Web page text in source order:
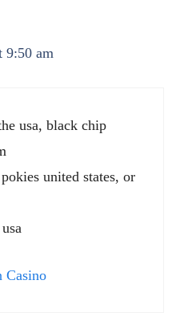
9:50 am
usa, black chip
united states, or
Casino